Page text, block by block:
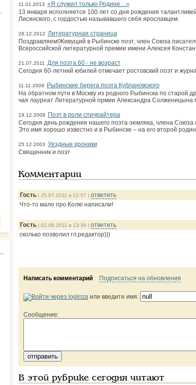
11.01.2013 «Я служил только Родине…»
13 января исполняется 100 лет со дня рождения
Лисянского, с гордостью называвшего себя ярославцем.
26.12.2012 Литературная страница
Поздравляем!Живущий в Рыбинске поэт, член Союза
Всероссийской литературной премии имени Алексея
21.07.2011
Для поэта 60 - не возраст
Сегодня 60-летний юбилей отмечает ростовский поэт и
11.11.2009
Рыбинские берега поэта Кублановского
На обратном пути в Москву из родного Рыбинска по старой
чая лауреат Литературной прмии Александра Солженицына
19.12.2008
Поэт в роли спичрайтера
Сегодня день рождения нашего поэта-земляка, члена
Это имя хорошо известно и в Рыбинске – на его второй
25.12.2003 Уездные хроники
Священник и поэт
Комментарии
Гость| 25.07.2011 в 12:57 | ответить
Что-то мало про Колю написали!
Гость| 02.08.2011 в 13:39 | ответить
сколько позволил гл.редактор)))
Написать комментарий Подписаться на обновления
или введите имя:
Сообщение:
В этой рубрике сегодня читают